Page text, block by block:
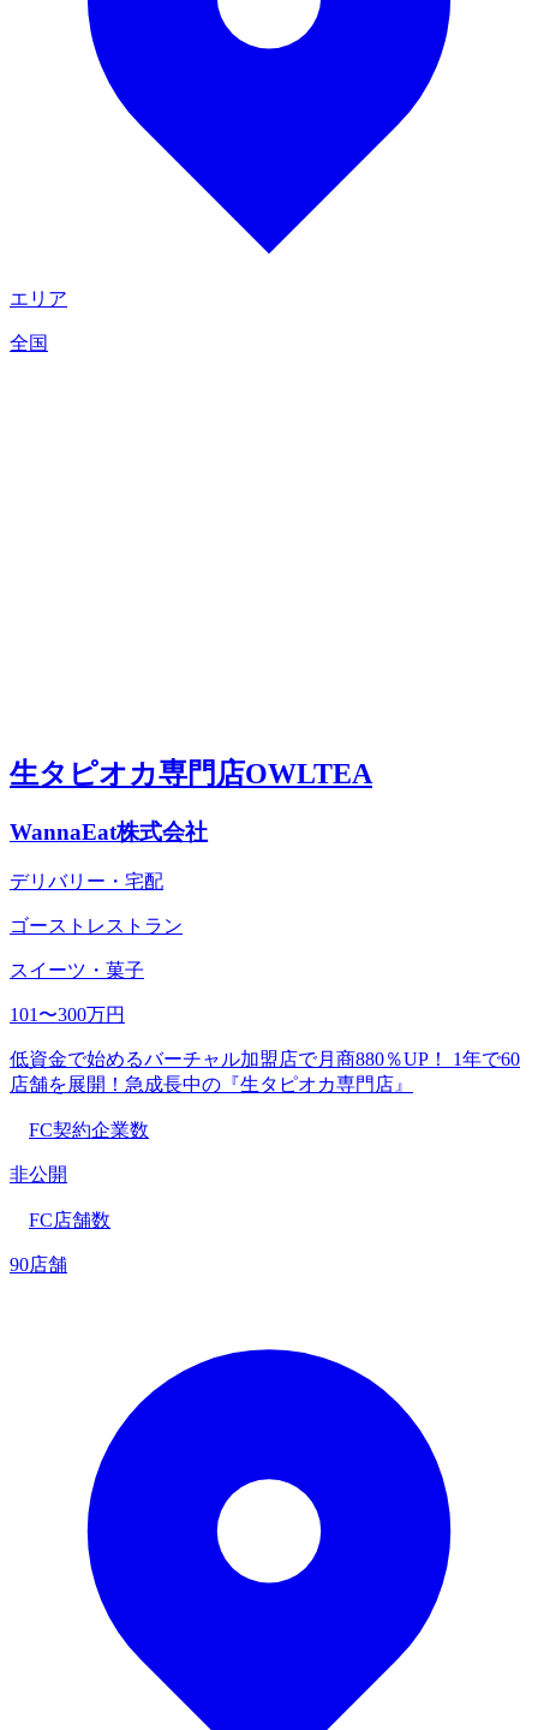
エリア
全国
生タピオカ専門店OWLTEA
WannaEat株式会社
デリバリー・宅配
ゴーストレストラン
スイーツ・菓子
101〜300万円
低資金で始めるバーチャル加盟店で月商880％UP！ 1年で60
店舗を展開！急成長中の『生タピオカ専門店』
FC契約企業数
非公開
FC店舗数
90店舗